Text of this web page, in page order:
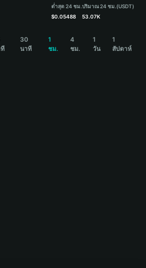
ต่ำสุด 24 ชม.
$0.05488
ปริมาณ 24 ชม.(USDT)
53.07K
30
นาที
1
ชม.
4
ชม.
1
วัน
1
สัปดาห์